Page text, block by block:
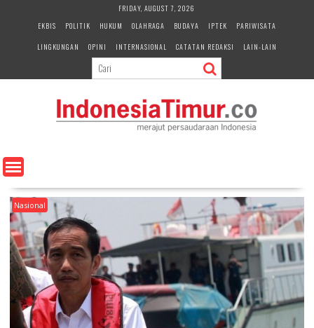
e
n
FRIDAY, AUGUST 7, 2026
EKBIS
POLITIK HUKUM OLAHRAGA BUDAYA IPTEK
PARIWISATA
LINGKUNGAN
OPINI INTERNASIONAL CATATAN REDAKSI LAIN-LAIN
Nasional